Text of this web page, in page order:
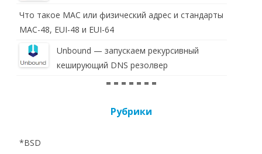
Что такое MAC или физический адрес и стандарты
MAC-48, EUI-48 и EUI-64
Unbound — запускаем рекурсивный
кеширующий DNS резолвер
= = = = = = =
Рубрики
*BSD